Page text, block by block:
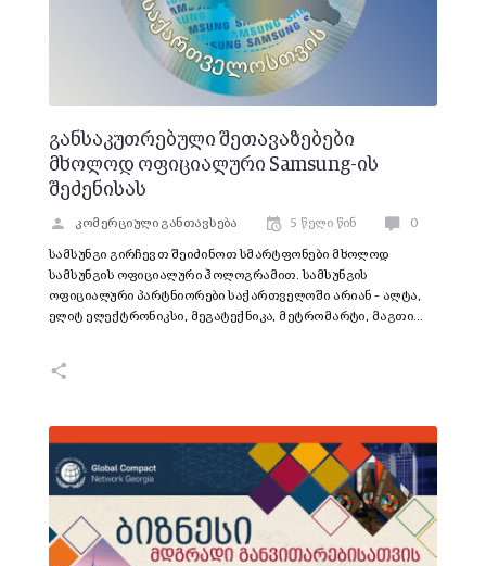
განსაკუთრებული შეთავაზებები
მხოლოდ ოფიციალური Samsung-ის
შეძენისას
კომერციული განთავსება 5 წელი წინ 0
სამსუნგი გირჩევთ შეიძინოთ სმარტფონები მხოლოდ
სამსუნგის ოფიციალური ჰოლოგრამით. სამსუნგის
ოფიციალური პარტნიორები საქართველოში არიან – ალტა,
ელიტ ელექტრონიკსი, მეგატექნიკა, მეტრომარტი, მაგთი…